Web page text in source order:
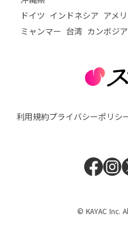
ドイツ インドネシア アメ
ミャンマー 台湾 カンボジア
利用規約プライバシーポリシ
© KAYAC Inc.